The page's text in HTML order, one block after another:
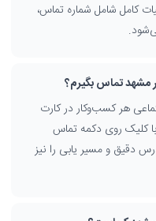
کامل شامل شماره تماس،
مشهد تماس بگیرم؟
هر کسب‌وکار در کارت
کلیک روی دکمه تماس
دقیق و مسیر یابی را نیز